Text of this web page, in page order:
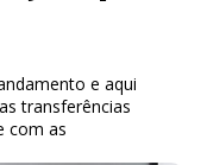
e aqui
transferências